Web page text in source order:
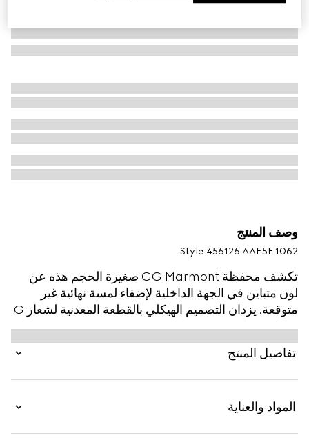
وصف المنتج
Style ‎456126 AAE5F 1062
تكشف محفظة GG Marmont صغيرة الحجم هذه عن
لون متباين في الجهة الداخلية لإضفاء لمسة نهائية غير
متوقعة. يزدان التصميم الهيكلي بالقطعة المعدنية لشعار G
المزدوج المميّز بلمسات نهائية باللون الذهبي.
تفاصيل المنتج
المواد والعناية